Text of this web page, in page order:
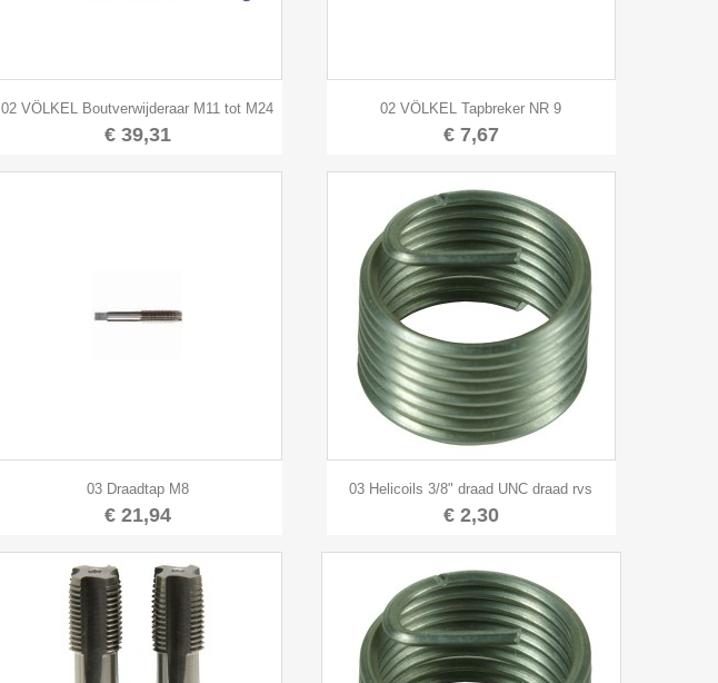

02 VÖLKEL Boutverwijderaar M11 tot M24
€ 39,31

02 VÖLKEL Tapbreker NR 9
€ 7,67

03 Draadtap M8
€ 21,94

03 Helicoils 3/8" draad UNC draad rvs
€ 2,30